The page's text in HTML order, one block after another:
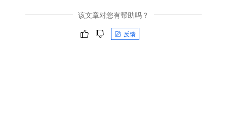
该文章对您有帮助吗？
反馈